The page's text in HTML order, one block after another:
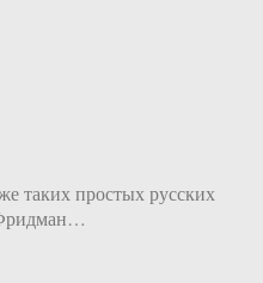
таких простых русских